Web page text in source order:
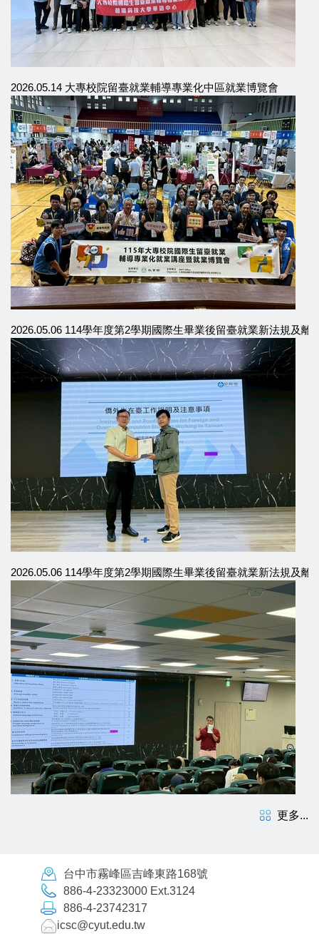
2026.05.14 大專校院留臺就業輔導專業化中區就業博覽會
2026.05.06 114學年度第2學期國際生畢業後留臺就業新法規及離
2026.05.06 114學年度第2學期國際生畢業後留臺就業新法規及離
更多...
台中市霧峰區吉峰東路168號
886-4-23323000 Ext.3124
886-4-23742317
icsc@cyut.edu.tw